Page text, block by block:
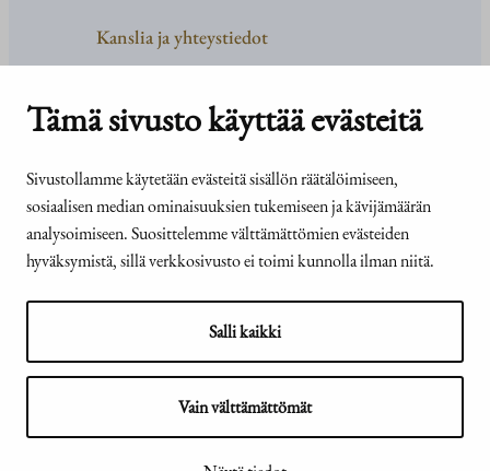
Tämä sivusto käyttää evästeitä
Sivustollamme käytetään evästeitä sisällön räätälöimiseen,
sosiaalisen median ominaisuuksien tukemiseen ja kävijämäärän
analysoimiseen. Suosittelemme välttämättömien evästeiden
hyväksymistä, sillä verkkosivusto ei toimi kunnolla ilman niitä.
Salli kaikki
Vain välttämättömät
Kanslia ja yhteystiedot
Tehtävät ja organisaatio
Medialle
© Tasavallan presidentin
kanslia 2026
Presidentti.fi-sivuston
saavutettavuusseloste
Näytä evästeasetukseni